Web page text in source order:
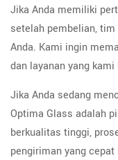
Jika Anda memiliki
setelah pembelian,
Anda. Kami ingin
dan layanan yang kami
Jika Anda sedang
Optima Glass adalah
berkualitas tinggi,
pengiriman yang